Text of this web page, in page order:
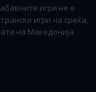
игри не е
игри на среќа,
на Македонија.